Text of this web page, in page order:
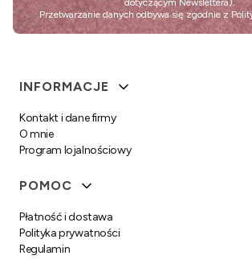
dotyczącym Newslettera).
Przetwarzanie danych odbywa się zgodnie z
Linki w stopce
INFORMACJE
Kontakt i dane firmy
O mnie
Program lojalnościowy
POMOC
Płatność i dostawa
Polityka prywatności
Regulamin